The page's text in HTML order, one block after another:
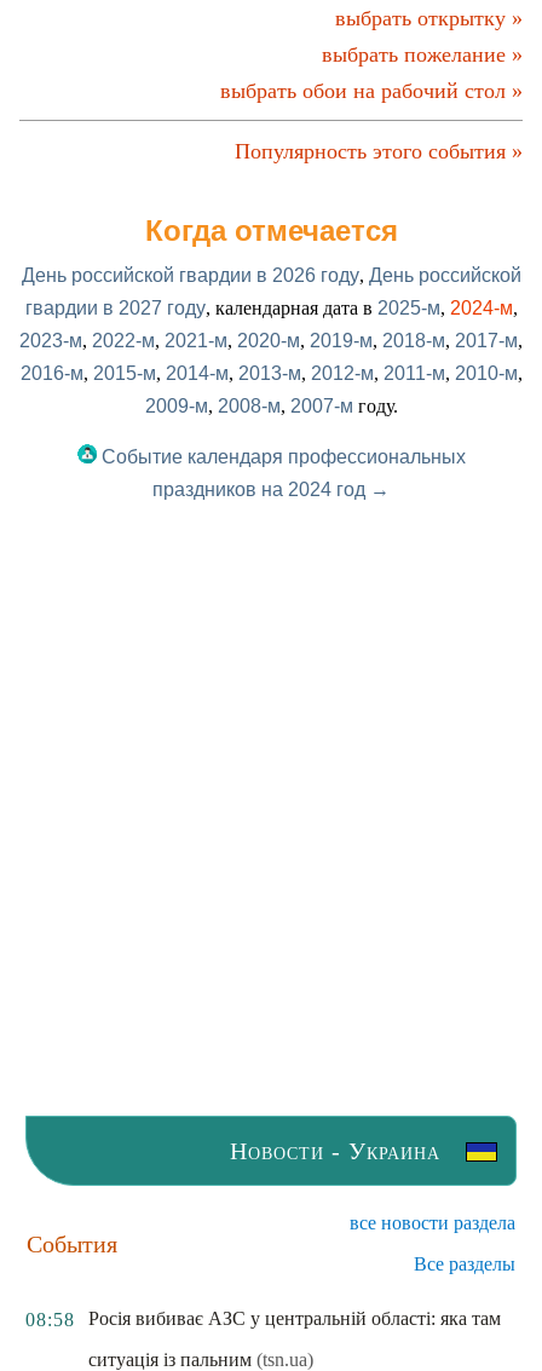
выбрать открытку »
выбрать пожелание »
выбрать обои на рабочий стол »
Популярность этого события »
Когда отмечается
День российской гвардии в 2026 году, День российской
гвардии в 2027 году, календарная дата в 2025-м, 2024-м,
2023-м, 2022-м, 2021-м, 2020-м, 2019-м, 2018-м, 2017-м,
2016-м, 2015-м, 2014-м, 2013-м, 2012-м, 2011-м, 2010-м,
2009-м, 2008-м, 2007-м году.
Событие календаря профессиональных
праздников на 2024 год →
Новости - Украина
События
все новости раздела
Все разделы
08:58
Росія вибиває АЗС у центральній області: яка там
ситуація із пальним (tsn.ua)